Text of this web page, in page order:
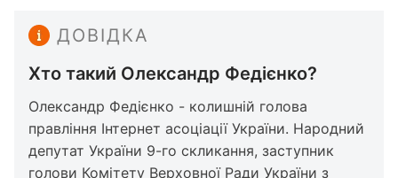
ДОВІДКА
Хто такий Олександр Федієнко?
Олександр Федієнко - колишній голова
правління Інтернет асоціації України. Народний
депутат України 9-го скликання, заступник
голови Комітету Верховної Ради України з